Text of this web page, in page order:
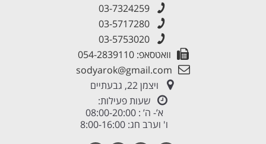
03-7324259
03-5717280
03-5753020
וואטסאפ: 054-2839110
sodyarok@gmail.com
ויצמן 22, גבעתיים
שעות פעילות:
א’- ה’ : 08:00-20:00
ו' וערב חג: 8:00-16:00